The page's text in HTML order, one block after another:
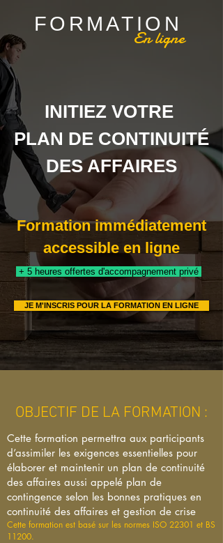
FORMATION
En ligne
INITIEZ VOTRE
PLAN DE CONTINUITÉ
DES AFFAIRES
Formation immédiatement
accessible en ligne
+ 5 heures offertes d'accompagnement privé
JE M'INSCRIS POUR LA FORMATION EN LIGNE
OBJECTIF DE LA FORMATION :
Cette formation permettra aux participants
d’assimiler les exigences essentielles pour
élaborer et maintenir un plan de continuité
des affaires aussi appelé plan de
contingence selon les bonnes pratiques en
continuité des affaires et gestion de crise
Cette formation est basé sur les normes ISO 22301 et BS
11200.